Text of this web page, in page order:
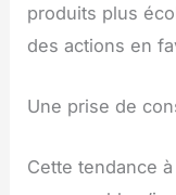
produits plus
des actions en
Une prise de
Cette tendance